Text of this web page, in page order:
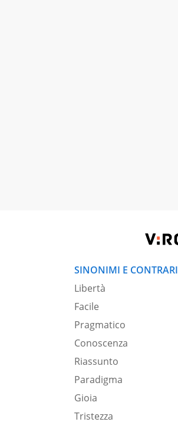
SINONIMI E CONTRARI
Libertà
Facile
Pragmatico
Conoscenza
Riassunto
Paradigma
Gioia
Tristezza